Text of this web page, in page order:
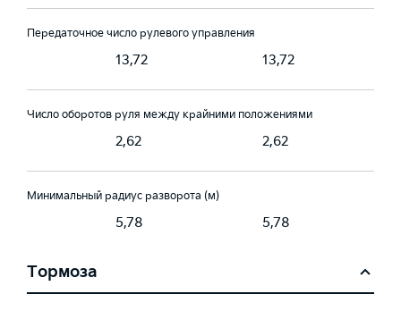
Передаточное число рулевого управления
13,72 13,72
Число оборотов руля между крайними положениями
2,62 2,62
Минимальный радиус разворота (м)
5,78 5,78
Тормоза